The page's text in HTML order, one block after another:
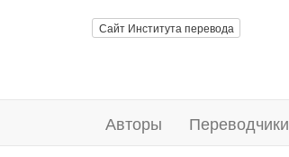
Сайт Института перевода
Авторы Переводчики